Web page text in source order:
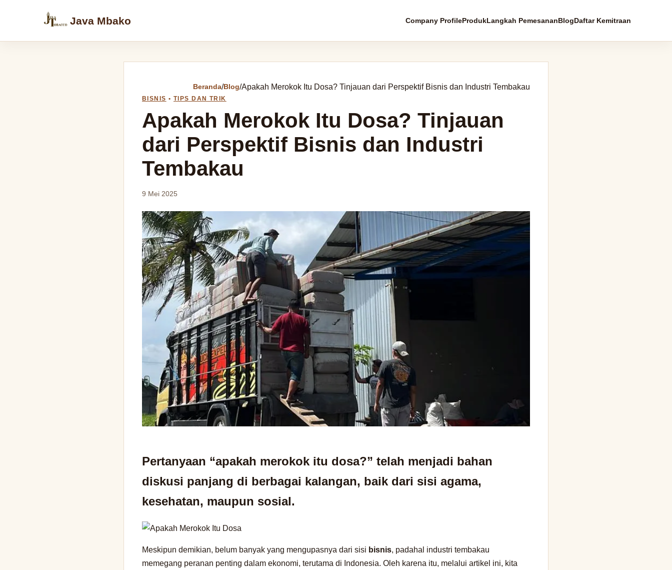
Java Mbako Company ProfileProdukLangkah PemesananBlogDaftar Kemitraan
Beranda/Blog/Apakah Merokok Itu Dosa? Tinjauan dari Perspektif Bisnis dan Industri Tembakau
BISNIS • TIPS DAN TRIK
Apakah Merokok Itu Dosa? Tinjauan
dari Perspektif Bisnis dan Industri
Tembakau
9 Mei 2025
Pertanyaan “apakah merokok itu dosa?” telah menjadi bahan
diskusi panjang di berbagai kalangan, baik dari sisi agama,
kesehatan, maupun sosial.
Meskipun demikian, belum banyak yang mengupasnya dari sisi bisnis, padahal industri tembakau
memegang peranan penting dalam ekonomi, terutama di Indonesia. Oleh karena itu, melalui artikel ini, kita